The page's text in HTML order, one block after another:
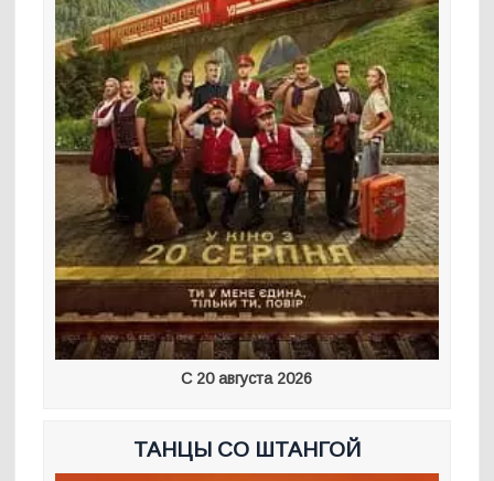
С 20 августа 2026
ТАНЦЫ СО ШТАНГОЙ